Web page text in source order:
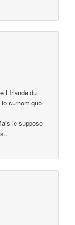
l Irlande du
surnom que
je suppose